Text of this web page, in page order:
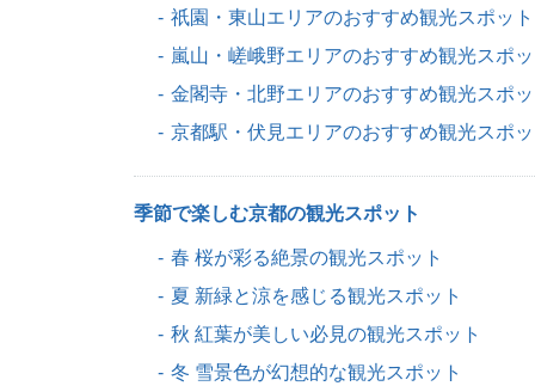
祇園・東山エリアのおすすめ観光スポット
嵐山・嵯峨野エリアのおすすめ観光スポ
金閣寺・北野エリアのおすすめ観光スポ
京都駅・伏見エリアのおすすめ観光スポ
季節で楽しむ京都の観光スポット
春 桜が彩る絶景の観光スポット
夏 新緑と涼を感じる観光スポット
秋 紅葉が美しい必見の観光スポット
冬 雪景色が幻想的な観光スポット